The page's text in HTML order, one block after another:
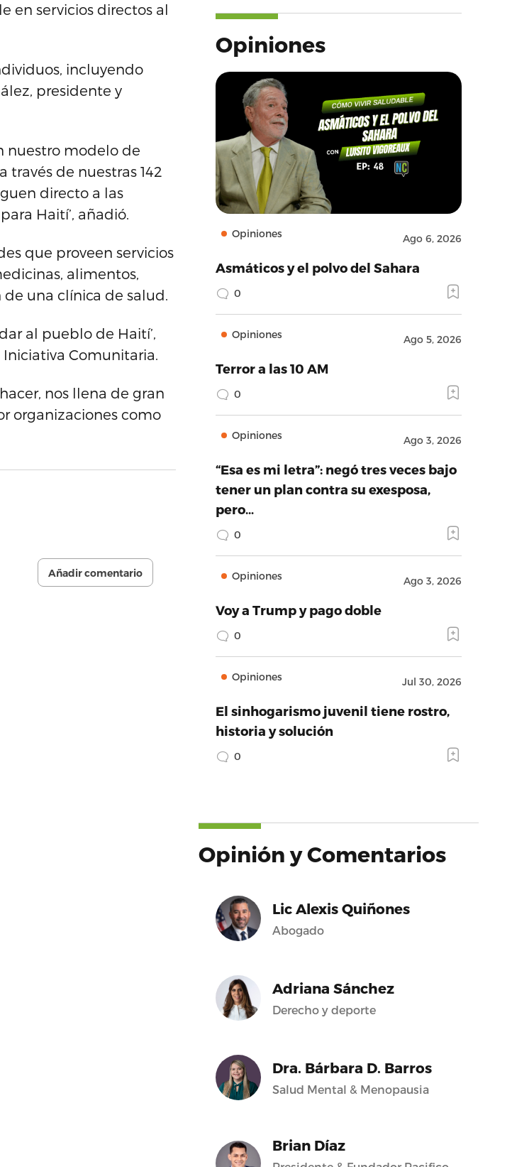
en servicios directos al
incluyendo
presidente y
nuestro modelo de
través de nuestras 142
directo a las
Haití’, añadió.
que proveen servicios
alimentos,
una clínica de salud.
al pueblo de Haití’,
Iniciativa Comunitaria.
nos llena de gran
organizaciones como
Añadir comentario
Opiniones
Opiniones Ago 6, 2026
Asmáticos y el polvo del Sahara
0
Opiniones Ago 5, 2026
Terror a las 10 AM
0
Opiniones Ago 3, 2026
“Esa es mi letra”: negó tres veces bajo
tener un plan contra su exesposa,
pero…
0
Opiniones Ago 3, 2026
Voy a Trump y pago doble
0
Opiniones Jul 30, 2026
El sinhogarismo juvenil tiene rostro,
historia y solución
0
Opinión y Comentarios
Lic Alexis Quiñones
Abogado
Adriana Sánchez
Derecho y deporte
Dra. Bárbara D. Barros
Salud Mental & Menopausia
Brian Díaz